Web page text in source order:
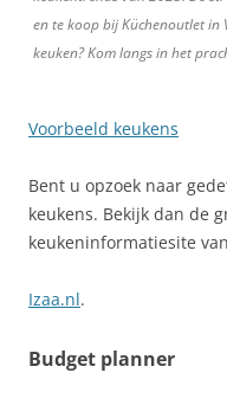
en te koop bij Küchenoutlet in
keuken? Kom langs in het
Voorbeeld keukens
Bent u opzoek naar
keukens. Bekijk dan de
keukeninformatiesite
Izaa.nl.
Budget planner